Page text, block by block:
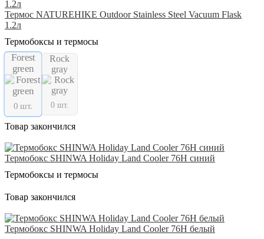
Термос NATUREHIKE Outdoor Stainless Steel Vacuum Flask
1.2л
Термобоксы и термосы
Forest
green
0 шт.
Rock
gray
0 шт.
Товар закончился
Термобокс SHINWA Holiday Land Cooler 76H синий
Термобоксы и термосы
Товар закончился
Термобокс SHINWA Holiday Land Cooler 76H белый